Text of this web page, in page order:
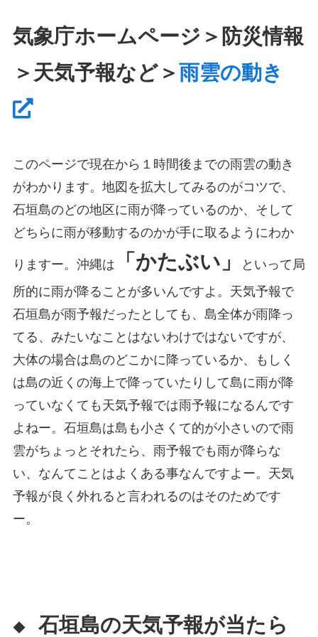
気象庁ホームページ＞防災情報
＞天気予報など＞雨雲の動き
このページで現在から１時間後までの雨雲の動き
がわかります。地図を拡大してみるのがコツで、
石垣島のどの地区に雨が降っているのか、そして
どちらに雨が移動するのかが手に取るようにわか
りますー。沖縄は 「かたぶい」
といって局
所的に雨が降ることが多いんですよ。天気予報で
石垣島が雨予報だったとしても、島全体が雨降っ
てる、みたいなことはないわけではないですが、
大体の場合は島のどこかに降っているか、もしく
は島の近くの海上で降っていたりして島に雨が降
っていなくても天気予報では雨予報になるんです
よねー。石垣島は島も小さくて的が小さいので雨
雲がちょっとそれたら、雨予報でも雨が降らな
い、なんてことはよくある事なんですよー。天気
予報が良く外れると言われるのはそのためです
ー。
◆ 石垣島の天気予報が当たら